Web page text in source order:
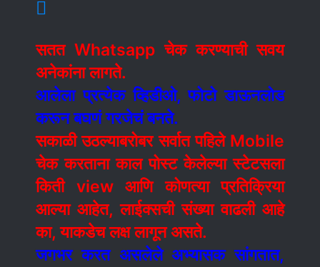
सतत Whatsapp चेक करण्याची सवय
अनेकांना लागते.
आलेला प्रत्येक व्हिडीओ, फोटो डाऊनलोड
करून बघणं गरजेचं बनते.
सकाळी उठल्याबरोबर सर्वात पहिले Mobile
चेक करताना काल पोस्ट केलेल्या स्टेटसला
किती view आणि कोणत्या प्रतिक्रिया
आल्या आहेत, लाईक्सची संख्या वाढली आहे
का, याकडेच लक्ष लागून असते.
जगभर करत असलेले अभ्यासक सांगतात,